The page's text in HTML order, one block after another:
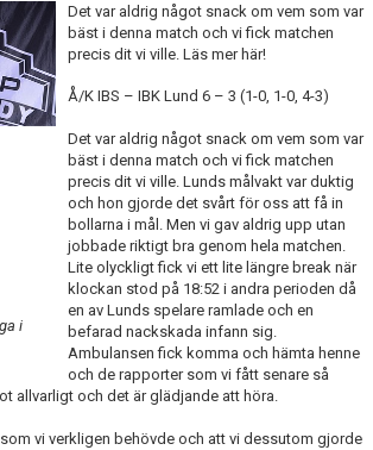
i
Det var aldrig något snack om vem som var
bäst i denna match och vi fick matchen
precis dit vi ville. Läs mer här!
Å/K IBS – IBK Lund 6 – 3 (1-0, 1-0, 4-3)
Det var aldrig något snack om vem som var
bäst i denna match och vi fick matchen
precis dit vi ville. Lunds målvakt var duktig
och hon gjorde det svårt för oss att få in
bollarna i mål. Men vi gav aldrig upp utan
jobbade riktigt bra genom hela matchen.
Lite olyckligt fick vi ett lite längre break när
klockan stod på 18:52 i andra perioden då
en av Lunds spelare ramlade och en
befarad nackskada infann sig.
Ambulansen fick komma och hämta henne
och de rapporter som vi fått senare så
allvarligt och det är glädjande att höra.
vi verkligen behövde och att vi dessutom gjorde